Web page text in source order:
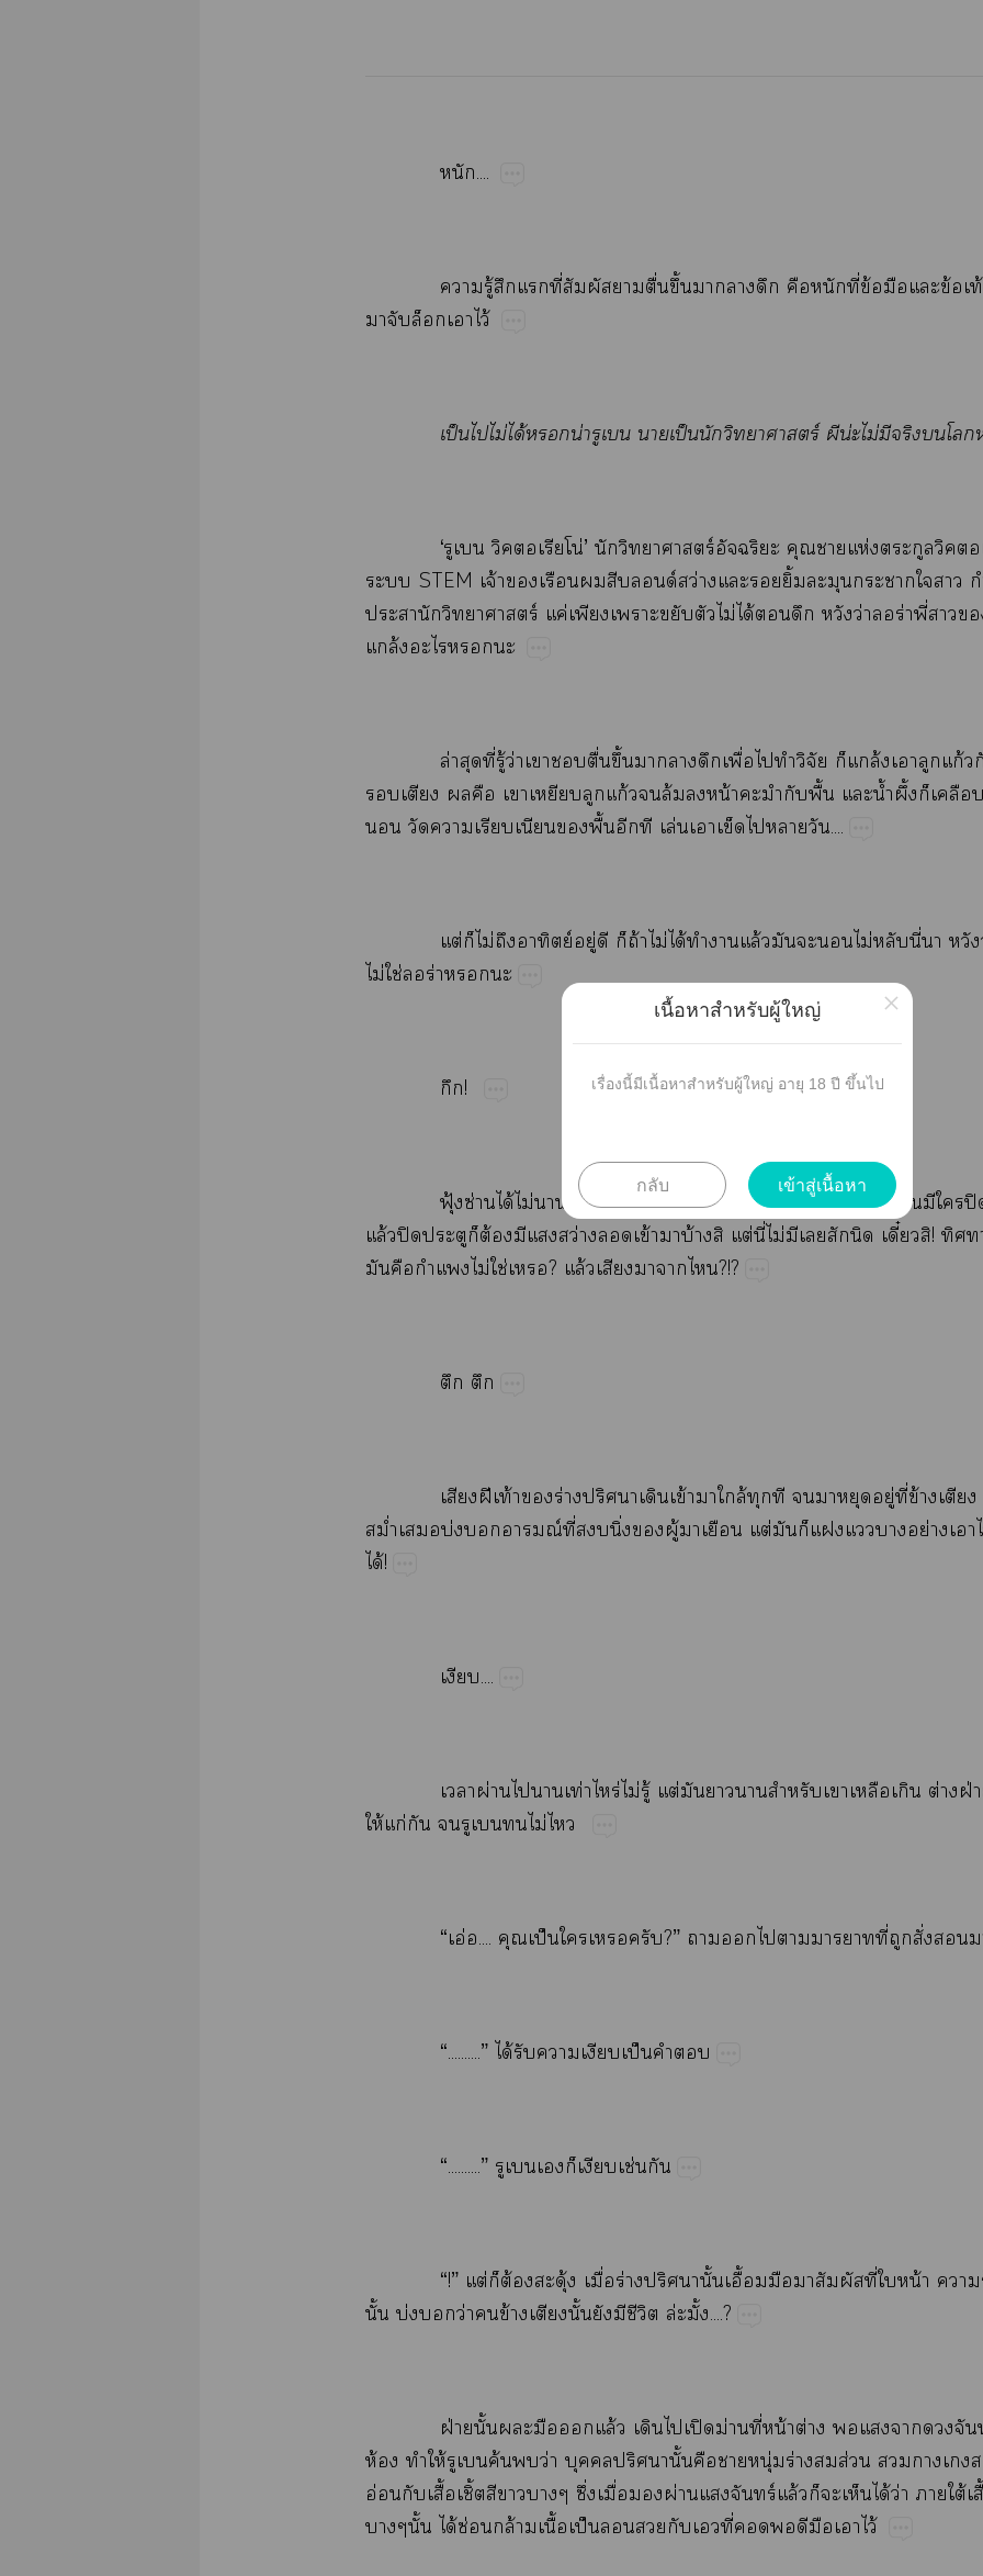
....
​ู้​​​ี่​​​ื่​ึ้​​​​​​ี่​ข้​​​ข้​ท้
​​ไว้
ป็​​ไม่​ได้​​น่​​​​ป็​​​ร์​ีน่ไม่​
‘​​​​โน่’​​​ร์​​​​ห่
​STEM​จ้​​​​ด์ว่​​​ิ้
​​​ร์ ค่​​​​​ไม่​ได้​​​​ว่ร่​ี่​
ล้​​​
ล่​​ี่​ู้​ว่​​​ื่​ึ้​​​​ื่​​​ิ​​ล้​​​ก้
​​​​​​​ก้​​ล้​​น้​​​ื้​​น้ำ​ึ้
​​​​​​ื้​​​ล่​​​​​....
ต่​​ไม่​​ย์​ู่​​​ถ้​ไม่​ได้​​​ล้​​​​ไม่​​ี่​
ไม่​ใช่ร่​​
!
ฟุ้​ซ่​ได้​ไม่​​​​​ึ่​​​​​ป็​​​​​
ล้​ปิ​​​ต้​​​ว่​​ข้​​บ้​​ต่​ี่​ไม่​​​​​ี๋
​​​ไม่​ใช่​?​ล้​​​​?!?
​
​ฝี​ท้​​ร่​ป​​ข้​​ล้​​​​​​ู่​ี่​ข้
ม่ำ​บ่​​ณ์​ี่​​ิ่​​ู้​​​ต่​​​​​​ย่​​ไว้
ได้!
....
​ผ่​​​ท่​ร่ไม่​ู้​ต่​​​​​​​​ต่​ฝ่
ให้​ก่​​​​​​ไม่​
“​อ่....​​ป็​​​?”​​​​​​ี่​​ั่
“..........”​ได้​​​​ป็​​
“..........”​​​​​​ช่​
“!”​ต่​​ต้​ุ้​ื่​ร่​ป​ั้​ื้​​​​ี่​​น้
ั้​บ่​​ว่​​ข้​​ั้​​​ี​ล่ั้....?
ฝ่​ั้​​​​ล้​​​ปิ​ม่​ี่​น้​ต่
ห้​​ให้​​​ค้​​ว่​​ป​ั้​​​ุ่​ร่​​ส่
อ่​​ื้​ิ้​​​​ึ่​ื่​​ผ่​​ร์​ล้​​​​ได้​ว่​​ใต้​
ั้​ได้​ซ่​ล้​ื้​ป็​​​​​ี่​​​​​​ไว้
เนื้อหาสำหรับผู้ใหญ่
เรื่องนี้มีเนื้อหาสำหรับผู้ใหญ่ อายุ 18 ปี ขึ้นไป
กลับ เข้าสู่เนื้อหา
×